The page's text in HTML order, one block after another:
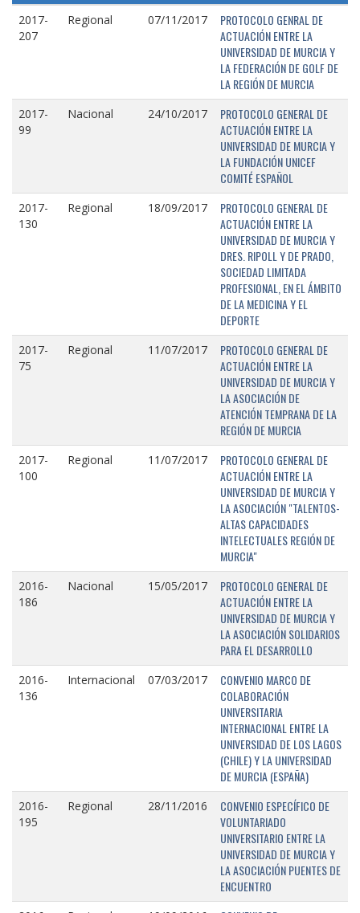
2017-
207
Regional 07/11/2017
PROTOCOLO GENRAL DE
ACTUACIÓN ENTRE LA
UNIVERSIDAD DE MURCIA Y
LA FEDERACIÓN DE GOLF DE
LA REGIÓN DE MURCIA
2017-
99
Nacional 24/10/2017
PROTOCOLO GENERAL DE
ACTUACIÓN ENTRE LA
UNIVERSIDAD DE MURCIA Y
LA FUNDACIÓN UNICEF
COMITÉ ESPAÑOL
2017-
130
Regional 18/09/2017
PROTOCOLO GENERAL DE
ACTUACIÓN ENTRE LA
UNIVERSIDAD DE MURCIA Y
DRES. RIPOLL Y DE PRADO,
SOCIEDAD LIMITADA
PROFESIONAL, EN EL ÁMBITO
DE LA MEDICINA Y EL
DEPORTE
2017-
75
Regional 11/07/2017
PROTOCOLO GENERAL DE
ACTUACIÓN ENTRE LA
UNIVERSIDAD DE MURCIA Y
LA ASOCIACIÓN DE
ATENCIÓN TEMPRANA DE LA
REGIÓN DE MURCIA
2017-
100
Regional 11/07/2017
PROTOCOLO GENERAL DE
ACTUACIÓN ENTRE LA
UNIVERSIDAD DE MURCIA Y
LA ASOCIACIÓN "TALENTOS-
ALTAS CAPACIDADES
INTELECTUALES REGIÓN DE
MURCIA"
2016-
186
Nacional 15/05/2017
PROTOCOLO GENERAL DE
ACTUACIÓN ENTRE LA
UNIVERSIDAD DE MURCIA Y
LA ASOCIACIÓN SOLIDARIOS
PARA EL DESARROLLO
2016-
136
Internacional 07/03/2017
CONVENIO MARCO DE
COLABORACIÓN
UNIVERSITARIA
INTERNACIONAL ENTRE LA
UNIVERSIDAD DE LOS LAGOS
(CHILE) Y LA UNIVERSIDAD
DE MURCIA (ESPAÑA)
2016-
195
Regional 28/11/2016
CONVENIO ESPECÍFICO DE
VOLUNTARIADO
UNIVERSITARIO ENTRE LA
UNIVERSIDAD DE MURCIA Y
LA ASOCIACIÓN PUENTES DE
ENCUENTRO